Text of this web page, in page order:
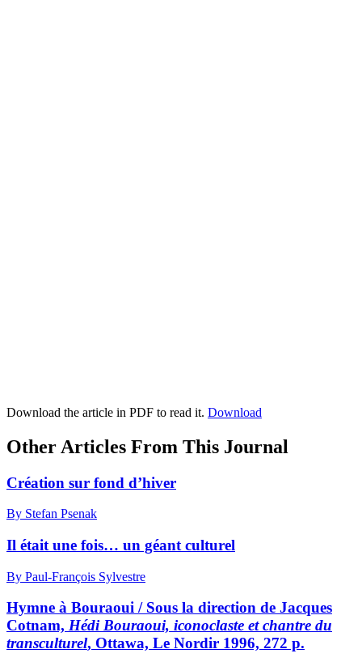
Download the article in PDF to read it. Download
Other Articles From This Journal
Création sur fond d’hiver
By Stefan Psenak
Il était une fois… un géant culturel
By Paul-François Sylvestre
Hymne à Bouraoui / Sous la direction de Jacques
Cotnam, Hédi Bouraoui, iconoclaste et chantre du
transculturel, Ottawa, Le Nordir 1996, 272 p.